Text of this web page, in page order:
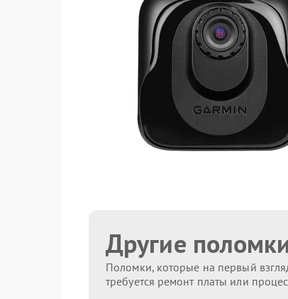
Другие
Поломки, которые на первый
требуется ремонт платы или